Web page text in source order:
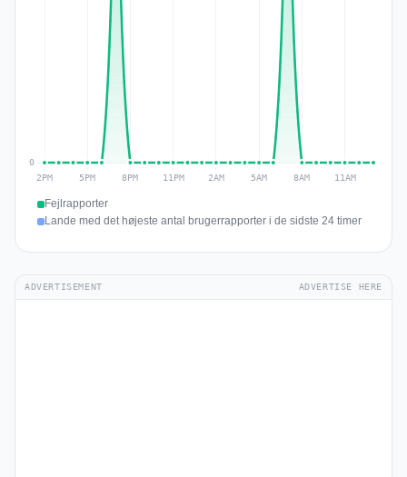
Fejlrapporter
Lande med det højeste antal brugerrapporter i de sidste 24 timer
ADVERTISEMENT ADVERTISE HERE